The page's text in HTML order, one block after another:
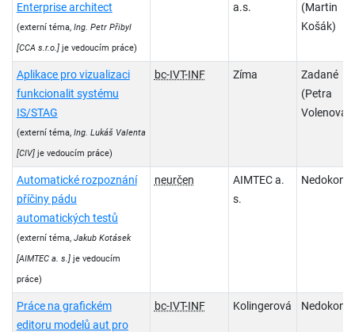
Enterprise architect
(externí téma, Ing. Petr Přibyl
[CCA s.r.o.]je vedoucím práce)
a.s.
(Martin
Košák)
Aplikace pro vizualizaci
funkcionalit systému
IS/STAG
(externí téma, Ing. Lukáš Valenta
[CIV]je vedoucím práce)
bc-IVT-INF Zíma
Zadané
(Petra
Volenová)
Automatické rozpoznání
příčiny pádu
automatických testů
(externí téma, Jakub Kotásek
[AIMTEC a. s.]je vedoucím
práce)
neurčen
AIMTEC a.
s.
Práce na grafickém
editoru modelů aut pro
bc-IVT-INF Kolingerová